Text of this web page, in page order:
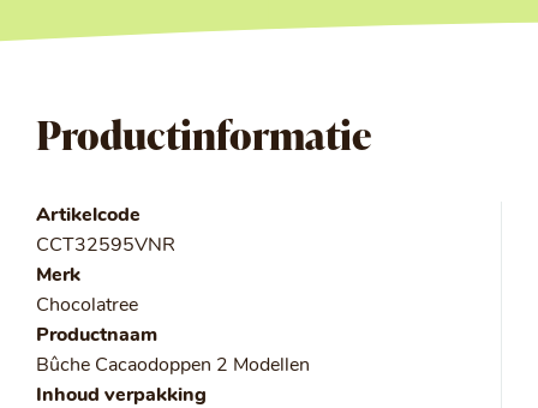
Productinformatie
Artikelcode
CCT32595VNR
Merk
Chocolatree
Productnaam
Bûche Cacaodoppen 2 Modellen
Inhoud verpakking